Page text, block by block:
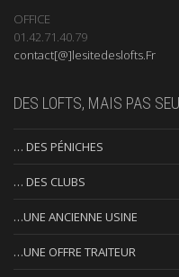
OFFICE
01.42.71.40.79
contact[@]lesitedeslofts.Fr
DES LOFTS, MAIS PAS
… DES PÉNICHES
… DES CLUBS
…UNE ANCIENNE USINE
…UNE OFFRE TRAITEUR